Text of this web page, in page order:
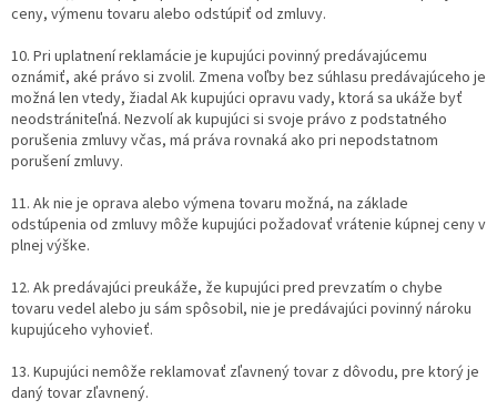
ceny, výmenu tovaru alebo odstúpiť od zmluvy.
10. Pri uplatnení reklamácie je kupujúci povinný predávajúcemu
oznámiť, aké právo si zvolil. Zmena voľby bez súhlasu predávajúceho je
možná len vtedy, žiadal Ak kupujúci opravu vady, ktorá sa ukáže byť
neodstrániteľná. Nezvolí ak kupujúci si svoje právo z podstatného
porušenia zmluvy včas, má práva rovnaká ako pri nepodstatnom
porušení zmluvy.
11. Ak nie je oprava alebo výmena tovaru možná, na základe
odstúpenia od zmluvy môže kupujúci požadovať vrátenie kúpnej ceny v
plnej výške.
12. Ak predávajúci preukáže, že kupujúci pred prevzatím o chybe
tovaru vedel alebo ju sám spôsobil, nie je predávajúci povinný nároku
kupujúceho vyhovieť.
13. Kupujúci nemôže reklamovať zľavnený tovar z dôvodu, pre ktorý je
daný tovar zľavnený.